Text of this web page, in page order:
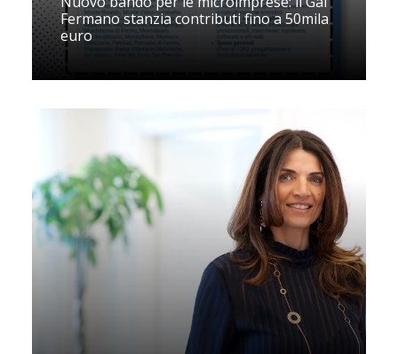
Fermano stanzia contributi fino a 50mila
euro